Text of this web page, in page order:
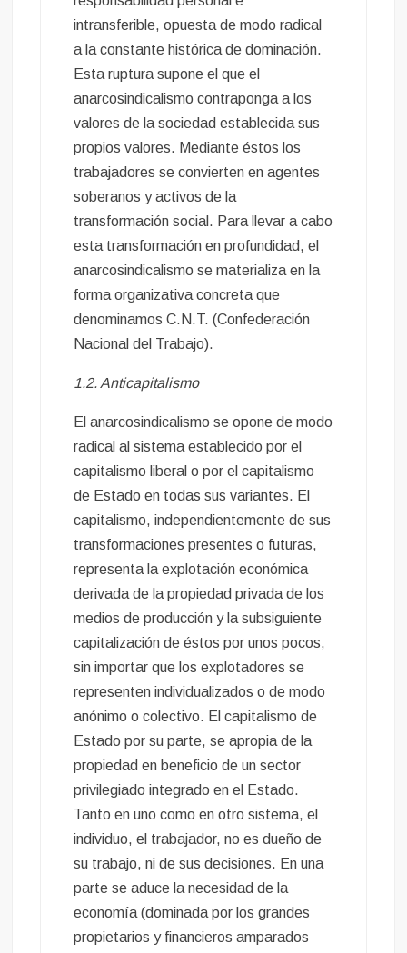
intransferible, opuesta de modo radical
a la constante histórica de dominación.
Esta ruptura supone el que el
anarcosindicalismo contraponga a los
valores de la sociedad establecida sus
propios valores. Mediante éstos los
trabajadores se convierten en agentes
soberanos y activos de la
transformación social. Para llevar a cabo
esta transformación en profundidad, el
anarcosindicalismo se materializa en la
forma organizativa concreta que
denominamos C.N.T. (Confederación
Nacional del Trabajo).
1.2. Anticapitalismo
El anarcosindicalismo se opone de modo
radical al sistema establecido por el
capitalismo liberal o por el capitalismo
de Estado en todas sus variantes. El
capitalismo, independientemente de sus
transformaciones presentes o futuras,
representa la explotación económica
derivada de la propiedad privada de los
medios de producción y la subsiguiente
capitalización de éstos por unos pocos,
sin importar que los explotadores se
representen individualizados o de modo
anónimo o colectivo. El capitalismo de
Estado por su parte, se apropia de la
propiedad en beneficio de un sector
privilegiado integrado en el Estado.
Tanto en uno como en otro sistema, el
individuo, el trabajador, no es dueño de
su trabajo, ni de sus decisiones. En una
parte se aduce la necesidad de la
economía (dominada por los grandes
propietarios y financieros amparados